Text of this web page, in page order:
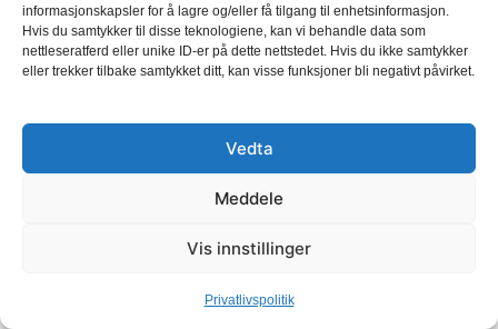
informasjonskapsler for å lagre og/eller få tilgang til enhetsinformasjon.
Hvis du samtykker til disse teknologiene, kan vi behandle data som
nettleseratferd eller unike ID-er på dette nettstedet. Hvis du ikke samtykker
eller trekker tilbake samtykket ditt, kan visse funksjoner bli negativt påvirket.
Vedta
Meddele
Vis innstillinger
Privatlivspolitik
Prisgaranti
1 mnd. prisgaranti
Fakturering
Etterskuddsvis, 1 md.
GÅ TIL TILBUD
ANNONSE
Spotpris Kampanje 6 mnd